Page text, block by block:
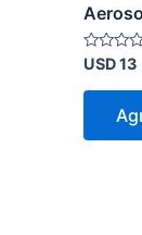
Valorado
0
USD13